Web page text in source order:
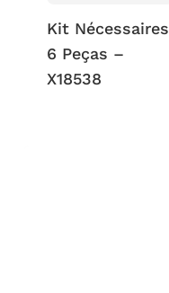
Kit Nécessaires
6 Peças –
X18538